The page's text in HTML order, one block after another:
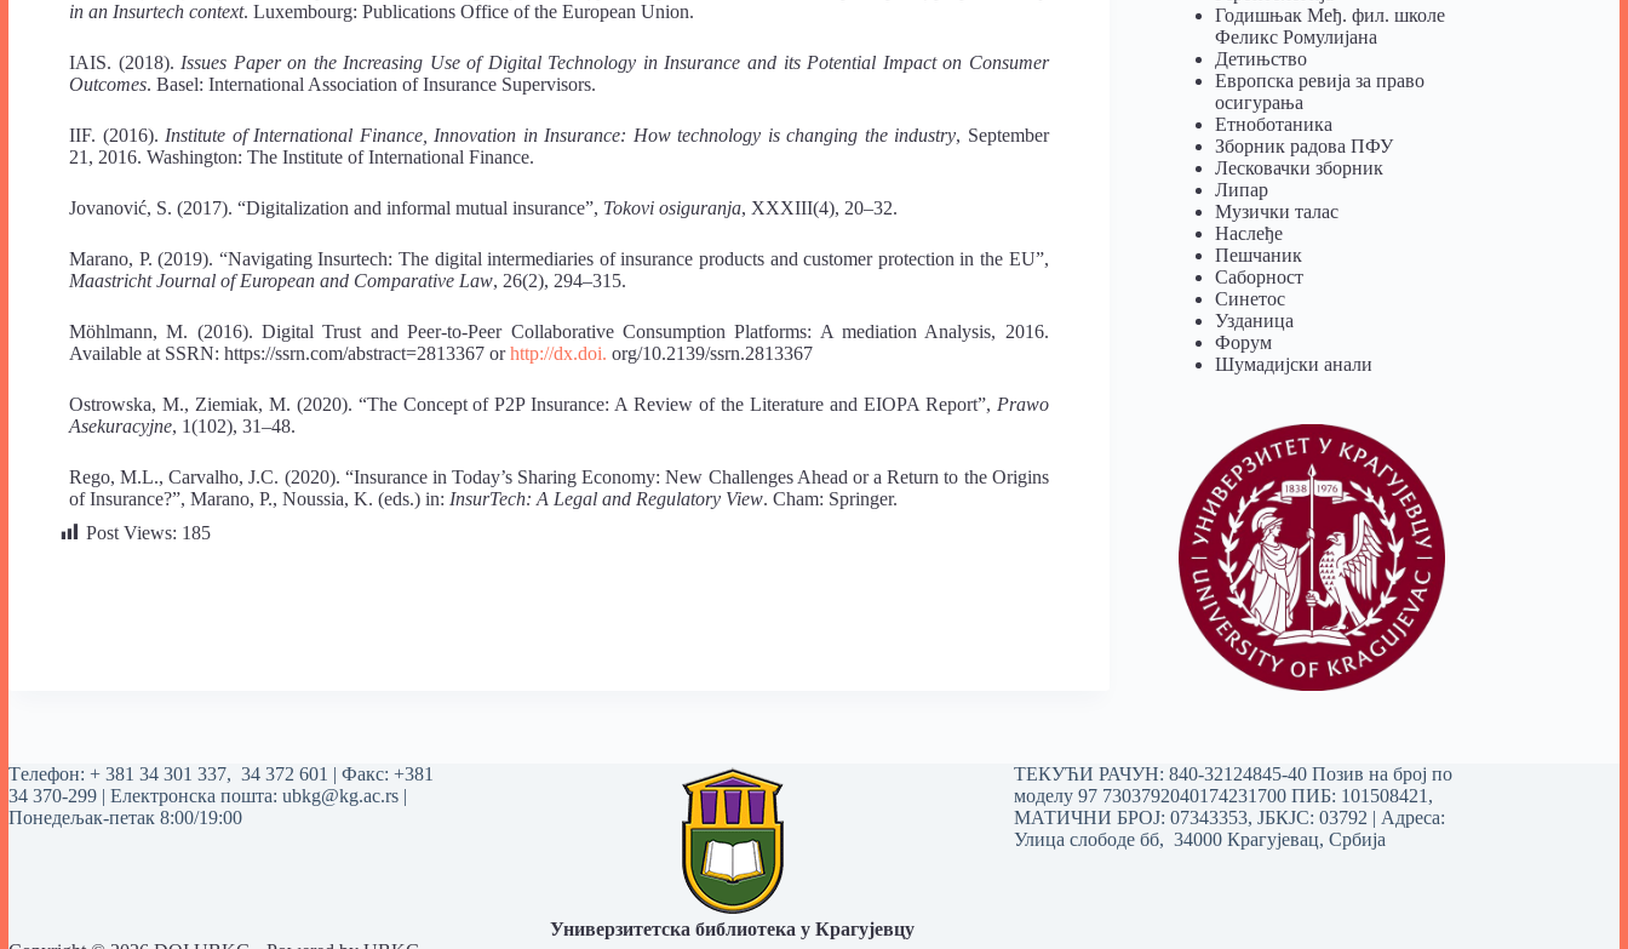
in an Insurtech context. Luxembourg: Publications Office of the European Union.
IAIS. (2018). Issues Paper on the Increasing Use of Digital Technology in Insurance and its Potential Impact on Consumer
Outcomes. Basel: International Association of Insurance Supervisors.
IIF. (2016). Institute of International Finance, Innovation in Insurance: How technology is changing the industry, September
21, 2016. Washington: The Institute of International Finance.
Jovanović, S. (2017). “Digitalization and informal mutual insurance”, Tokovi osiguranja, XXXIII(4), 20–32.
Marano, P. (2019). “Navigating Insurtech: The digital intermediaries of insurance products and customer protection in the EU”,
Maastricht Journal of European and Comparative Law, 26(2), 294–315.
Möhlmann, M. (2016). Digital Trust and Peer-to-Peer Collaborative Consumption Platforms: A mediation Analysis, 2016.
Available at SSRN: https://ssrn.com/abstract=2813367 orhttp://dx.doi. org/10.2139/ssrn.2813367
Ostrowska, M., Ziemiak, M. (2020). “The Concept of P2P Insurance: A Review of the Literature and EIOPA Report”, Prawo
Asekuracyjne, 1(102), 31–48.
Rego, M.L., Carvalho, J.C. (2020). “Insurance in Today’s Sharing Economy: New Challenges Ahead or a Return to the Origins
of Insurance?”, Marano, P., Noussia, K. (eds.) in: InsurTech: A Legal and Regulatory View. Cham: Springer.
Post Views: 185
Годишњак Међ. фил. школе
Феликс Ромулијана
Детињство
Европска ревија за право
осигурања
Eтноботаника
Зборник радова ПФУ
Лесковачки зборник
Липар
Музички талас
Наслеђе
Пешчаник
Саборност
Синетос
Узданица
Форум
Шумадијски анали
Tелефон: + 381 34 301 337, 34 372 601 | Факс: +381
34 370-299 | Електронска пошта: ubkg@kg.ac.rs |
Понедељак-петак 8:00/19:00
Универзитетска библиотека у Крагујевцу
ТЕКУЋИ РАЧУН: 840-32124845-40 Позив на број по
моделу 97 7303792040174231700ПИБ: 101508421,
МАТИЧНИ БРОЈ: 07343353, ЈБКЈС: 03792 | Aдреса:
Улица слободе бб, 34000 Крагујевац, Србија